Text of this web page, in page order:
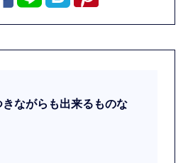
きながらも出来るものな